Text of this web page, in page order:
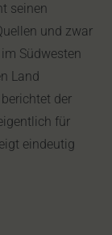
seinen
und zwar
Südwesten
Land
der
für
eindeutig